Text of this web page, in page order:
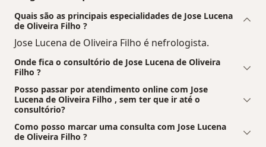
Quais são as principais especialidades de Jose Lucena
de Oliveira Filho ?
Jose Lucena de Oliveira Filho é nefrologista.
Onde fica o consultório de Jose Lucena de Oliveira
Filho ?
Posso passar por atendimento online com Jose
Lucena de Oliveira Filho , sem ter que ir até o
consultório?
Como posso marcar uma consulta com Jose Lucena
de Oliveira Filho ?